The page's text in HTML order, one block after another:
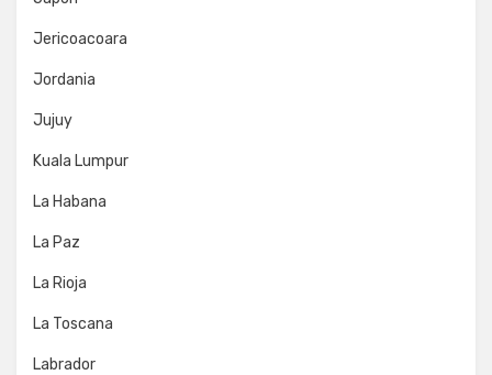
Jericoacoara
Jordania
Jujuy
Kuala Lumpur
La Habana
La Paz
La Rioja
La Toscana
Labrador